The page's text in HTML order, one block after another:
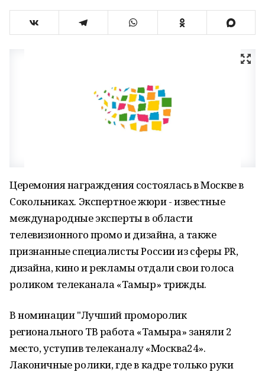
Церемония награждения состоялась в Москве в
Сокольниках. Экспертное жюри - известные
международные эксперты в области
телевизионного промо и дизайна, а также
признанные специалисты России из сферы PR,
дизайна, кино и рекламы отдали свои голоса
роликом телеканала «Тамыр» трижды.
В номинации "Лучший проморолик
регионального ТВ работа «Тамыра» заняли 2
место, уступив телеканалу «Москва24».
Лаконичные ролики, где в кадре только руки